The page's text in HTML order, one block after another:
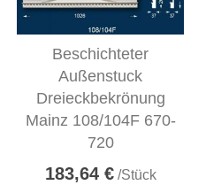
Beschichteter
Außenstuck
Dreieckbekrönung
Mainz 108/104F 670-
720
183,64 €/Stück